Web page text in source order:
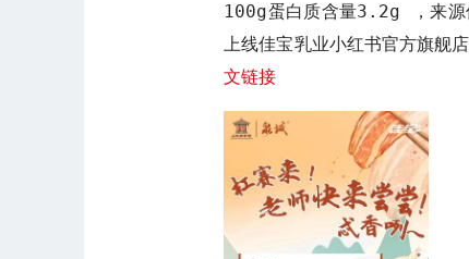
100g蛋白质含量3.2g ，来源
上线佳宝乳业小红书官方旗舰
文链接